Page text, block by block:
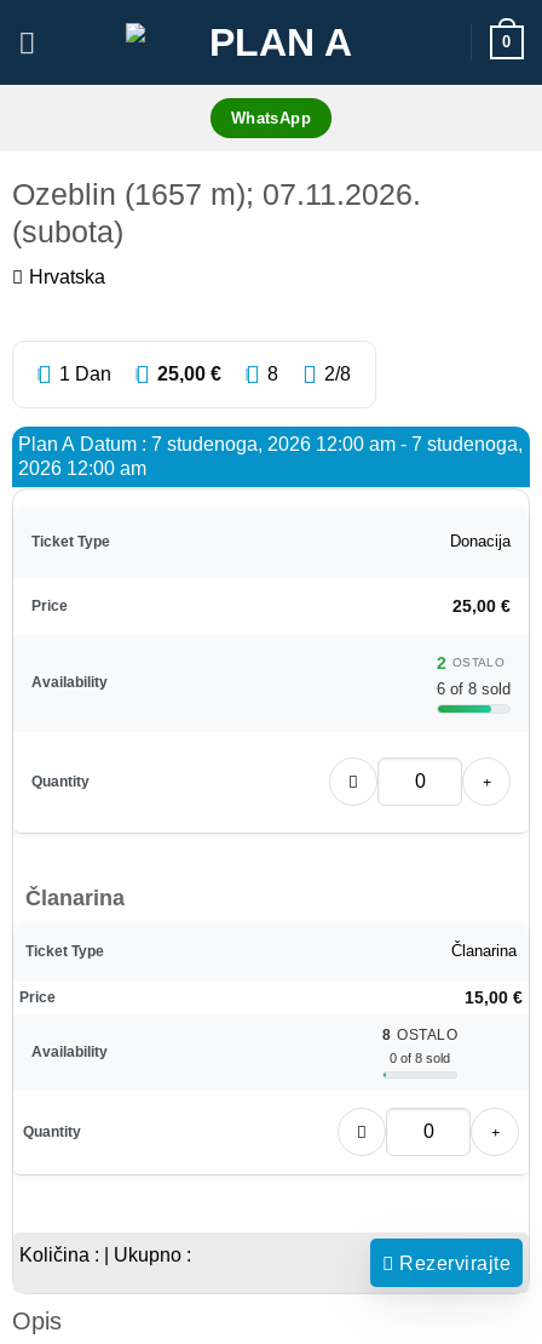
0
WhatsApp
Ozeblin (1657 m); 07.11.2026.
(subota)
Hrvatska
1 Dan 25,00 € 8 2/8
Plan A Datum : 7 studenoga, 2026 12:00 am - 7 studenoga,
2026 12:00 am
Donacija
25,00 €
2 OSTALO
6 of 8 sold
Članarina
Članarina
15,00 €
8 OSTALO
0 of 8 sold
Količina : | Ukupno : Rezervirajte
Opis